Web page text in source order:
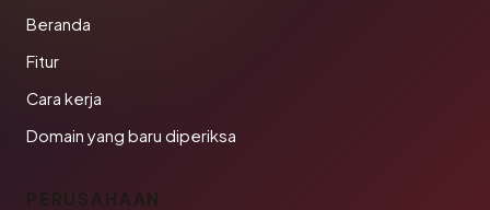
Beranda
Fitur
Cara kerja
Domain yang baru diperiksa
PERUSAHAAN